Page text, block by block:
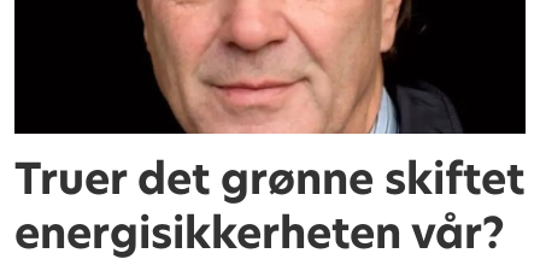
Truer det grønne skiftet
energisikkerheten vår?